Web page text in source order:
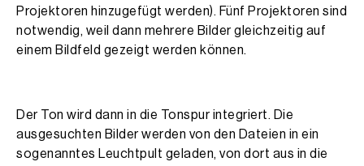
Projektoren hinzugefügt werden). Fünf Projektoren sind
notwendig, weil dann mehrere Bilder gleichzeitig auf
einem Bildfeld gezeigt werden können.
Der Ton wird dann in die Tonspur integriert. Die
ausgesuchten Bilder werden von den Dateien in ein
sogenanntes Leuchtpult geladen, von dort aus in die